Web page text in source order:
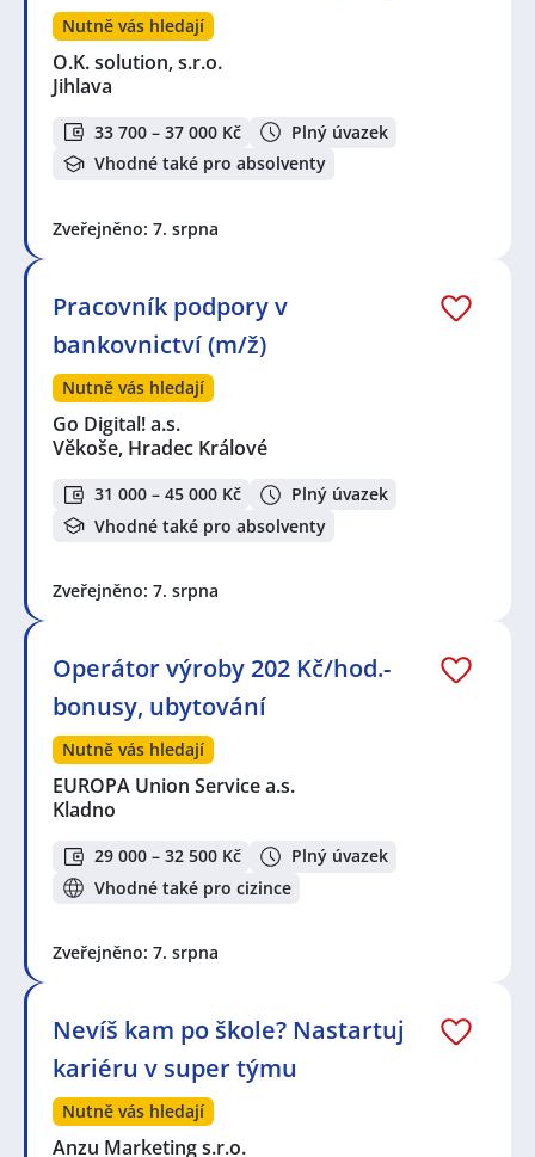
Nutně vás hledají
O.K. solution, s.r.o.
Jihlava
33 700 – 37 000 Kč
Plný úvazek
Vhodné také pro absolventy
Zveřejněno: 7. srpna
Pracovník podpory v
bankovnictví (m/ž)
Nutně vás hledají
Go Digital! a.s.
Věkoše, Hradec Králové
31 000 – 45 000 Kč
Plný úvazek
Vhodné také pro absolventy
Zveřejněno: 7. srpna
Operátor výroby 202 Kč/hod.-
bonusy, ubytování
Nutně vás hledají
EUROPA Union Service a.s.
Kladno
29 000 – 32 500 Kč
Plný úvazek
Vhodné také pro cizince
Zveřejněno: 7. srpna
Nevíš kam po škole? Nastartuj
kariéru v super týmu
Nutně vás hledají
Anzu Marketing s.r.o.